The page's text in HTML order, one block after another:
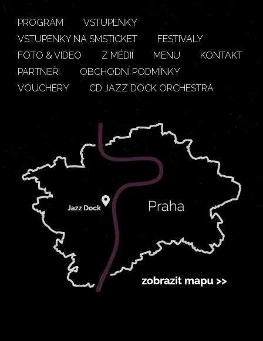
PROGRAM
VSTUPENKY
VSTUPENKY NA SMSTICKET
FESTIVALY
FOTO & VIDEO
Z MÉDIÍ MENU
KONTAKT
PARTNEŘI
OBCHODNÍ PODMÍNKY
VOUCHERY
CD JAZZ DOCK ORCHESTRA